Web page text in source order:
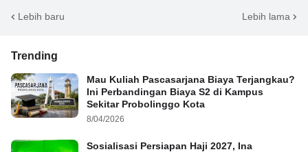
Lebih baru Lebih lama
Trending
Mau Kuliah Pascasarjana Biaya Terjangkau?
Ini Perbandingan Biaya S2 di Kampus
Sekitar Probolinggo Kota
8/04/2026
Sosialisasi Persiapan Haji 2027, Ina